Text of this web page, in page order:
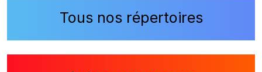
Tous nos répertoires